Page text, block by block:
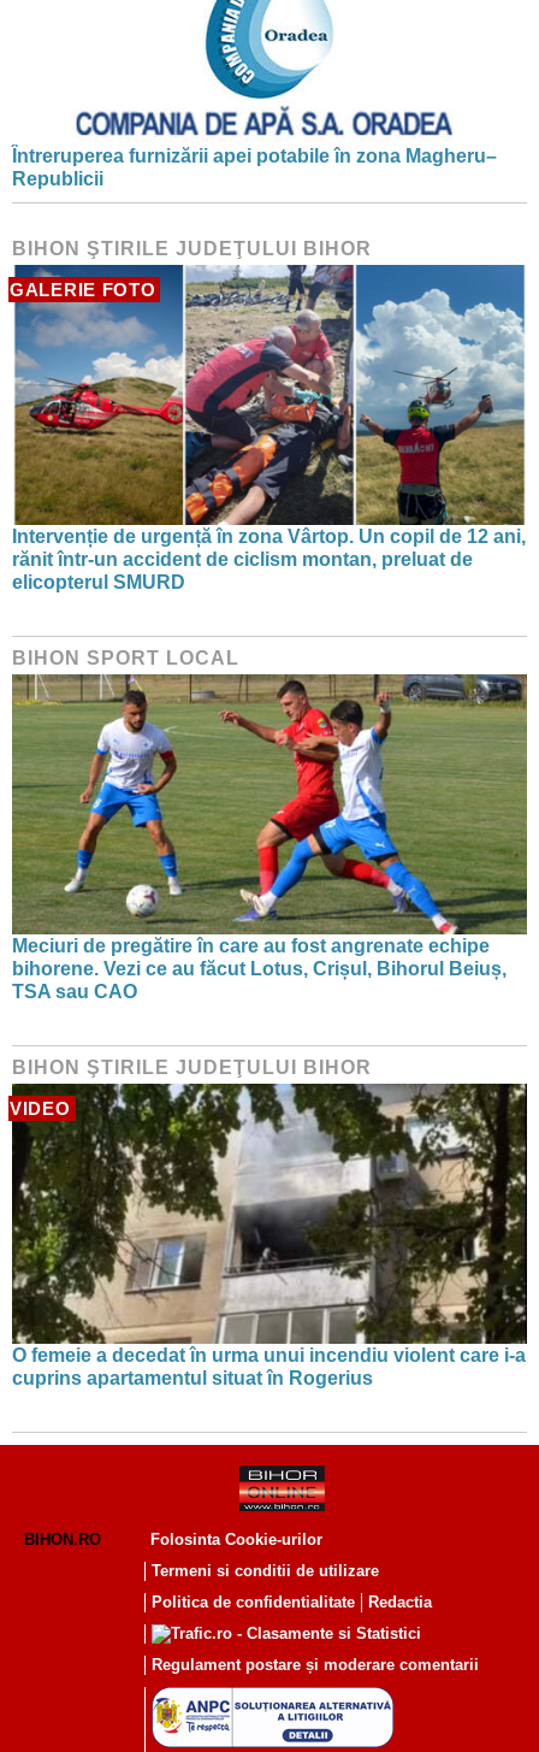
Întreruperea furnizării apei potabile în zona Magheru–
Republicii
BIHON ŞTIRILE JUDEŢULUI BIHOR
GALERIE FOTO
Intervenție de urgență în zona Vârtop. Un copil de 12 ani,
rănit într-un accident de ciclism montan, preluat de
elicopterul SMURD
BIHON SPORT LOCAL
Meciuri de pregătire în care au fost angrenate echipe
bihorene. Vezi ce au făcut Lotus, Crișul, Bihorul Beiuș,
TSA sau CAO
BIHON ŞTIRILE JUDEŢULUI BIHOR
VIDEO
O femeie a decedat în urma unui incendiu violent care i-a
cuprins apartamentul situat în Rogerius
BIHON.RO
Folosinta Cookie-urilor
Termeni si conditii de utilizare
Politica de confidentialitate
Redactia
Regulament postare și moderare comentarii